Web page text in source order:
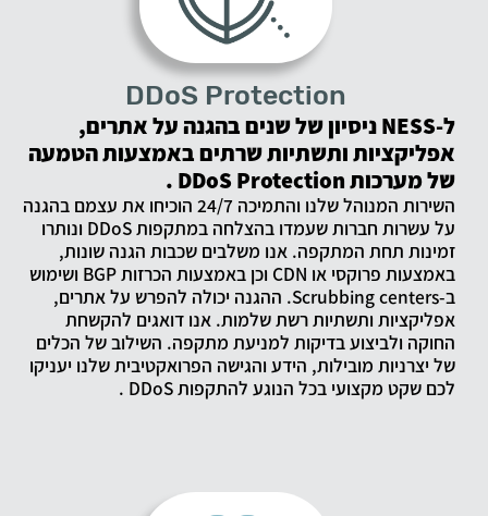
DDoS Protection
ל-NESS ניסיון של שנים בהגנה על אתרים,
אפליקציות ותשתיות שרתים באמצעות הטמעה
של מערכות DDoS Protection .
השירות המנוהל שלנו והתמיכה 24/7 הוכיחו את עצמם בהגנה
על עשרות חברות שעמדו בהצלחה במתקפות DDoS ונותרו
זמינות תחת המתקפה. אנו משלבים שכבות הגנה שונות,
באמצעות פרוקסי או CDN וכן באמצעות הכרזות BGP ושימוש
ב-Scrubbing centers. ההגנה יכולה להפרש על אתרים,
אפליקציות ותשתיות רשת שלמות. אנו דואגים להקשחת
החוקה ולביצוע בדיקות למניעת מתקפה. השילוב של הכלים
של יצרניות מובילות, הידע והגישה הפרואקטיבית שלנו יעניקו
לכם שקט מקצועי בכל הנוגע להתקפות DDoS .